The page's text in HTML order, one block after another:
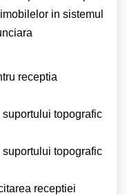
in sistemul
receptia
topografic
topografic
receptiei